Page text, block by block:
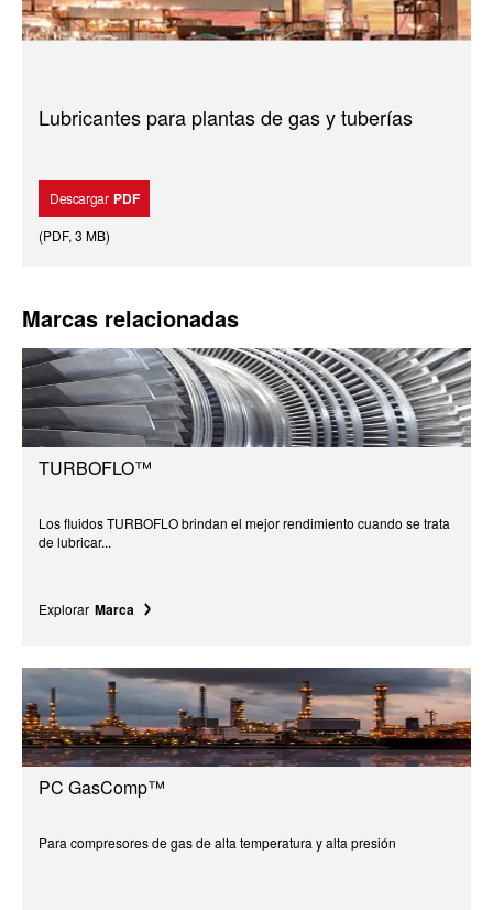
Lubricantes para plantas de gas y tuberías
Descargar PDF
(PDF, 3 MB)
Marcas relacionadas
TURBOFLO™
Los fluidos TURBOFLO brindan el mejor rendimiento cuando se trata
de lubricar...
Explorar Marca
PC GasComp™
Para compresores de gas de alta temperatura y alta presión